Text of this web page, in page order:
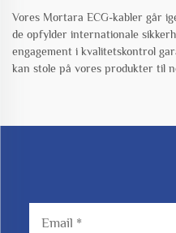
Vores Mortara ECG-kabler går
de opfylder internationale
engagement i kvalitetskontrol
kan stole på vores produkter til